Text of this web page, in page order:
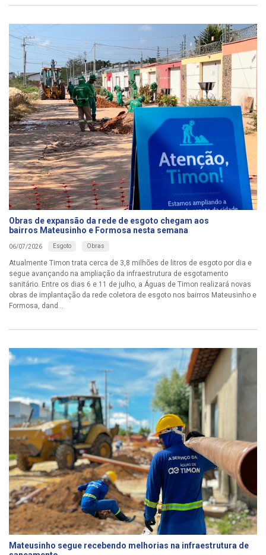
Obras de expansão da rede de esgoto chegam aos
bairros Mateusinho e Formosa nesta semana
06/07/2026 Esgoto Obras
Atualmente Timon trata cerca de 3,8 milhões de litros de esgoto por dia e
segue avançando na ampliação da infraestrutura de esgotamento
sanitário. Entre os dias 6 e 11 de julho, a Águas de Timon realizará novas
obras de implantação da rede coletora de esgoto nos bairros Mateusinho e
Formosa, dand...
Mateusinho segue recebendo melhorias na infraestrutura de